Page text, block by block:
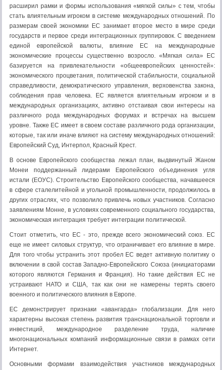
расширил рамки и формы использования «мягкой силы» с тем, чтобы
стать влиятельным игроком в системе международных отношений. По
размерам своей экономики ЕС занимает второе место в мире среди
государств и первое среди интеграционных группировок. С введением
единой европейской валюты, влияние ЕС на международные
экономические процессы существенно возросло. «Мягкая сила» ЕС
базируется на привлекательности «общеевропейских ценностей»:
экономического процветания, политической стабильности, социальной
справедливости, демократического управления, верховенства закона,
соблюдения прав человека. ЕС является влиятельным игроком и в
международных организациях, активно отстаивая свои интересы на
различного рода международных форумах и встречах на высшем
уровне. Также ЕС имеет в своем составе различного рода организации,
которые, так или иначе влияют на систему международных отношений:
Европейский Суд, Интерпол, Красный Крест.
В основе Европейского сообщества лежал план, выдвинутый Жаном
Монеи поддержанный лидерами Европейского объединения угля
истали (ЕОУС). Строительство Европейского сообщества, начавшееся
в сфере сталелитейной и угольной промышленности, продолжилось в
других отраслях, что позволило привлечь новых участников. Согласно
заявлениям Монне, в условиях современного социального государства,
экономическая интеграция требует интеграции политической.
Стоит отметить, что ЕС - это, прежде всего экономический союз. ЕС
еще не имеет силовых структур, что ограничивает его влияние в мире.
Для того чтобы устранить этот пробел ЕС ведет активную политику о
включении в свой состав Западно-Европейского Союза (инициаторами
которого являются Германия и Франция). Но такие действия ЕС не
устраивают НАТО и США, так как они не намерены терять своего
военного и политического влияния в Европе.
ЕС демонстрирует признаки «авангарда» глобализации. Для него
характерны высокая степень развития транснациональной торговли и
инвестиций, международное разделение труда, наличие
многонациональных компаний информационные связи в рамках сети
Интернет.
Основными формами взаимодействия участников международных